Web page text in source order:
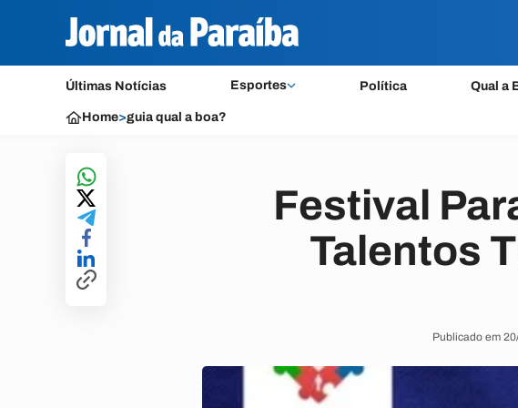
Últimas Notícias Esportes Política Qual a
Home>guia qual a boa?
Festival
Talentos
Publicado em